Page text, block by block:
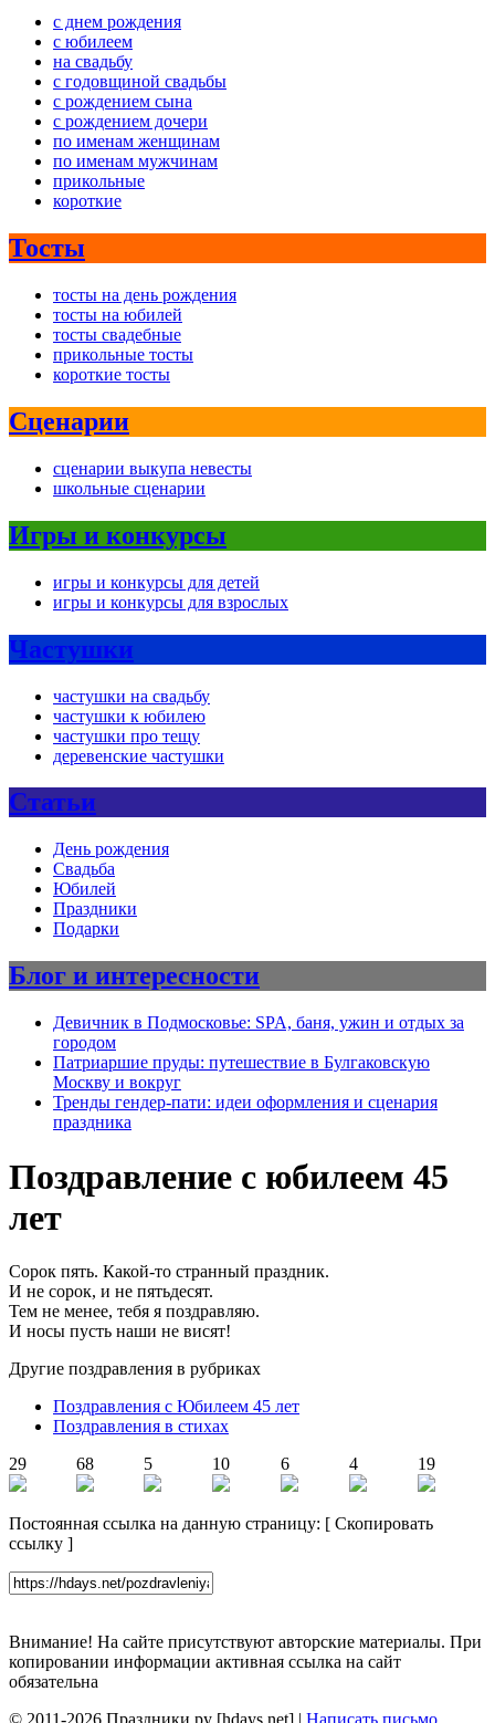
с днем рождения
с юбилеем
на свадьбу
с годовщиной свадьбы
с рождением сына
с рождением дочери
по именам женщинам
по именам мужчинам
прикольные
короткие
Тосты
тосты на день рождения
тосты на юбилей
тосты свадебные
прикольные тосты
короткие тосты
Сценарии
сценарии выкупа невесты
школьные сценарии
Игры и конкурсы
игры и конкурсы для детей
игры и конкурсы для взрослых
Частушки
частушки на свадьбу
частушки к юбилею
частушки про тещу
деревенские частушки
Статьи
День рождения
Свадьба
Юбилей
Праздники
Подарки
Блог и интересности
Девичник в Подмосковье: SPA, баня, ужин и отдых за
городом
Патриаршие пруды: путешествие в Булгаковскую
Москву и вокруг
Тренды гендер-пати: идеи оформления и сценария
праздника
Поздравление с юбилеем 45
лет
Сорок пять. Какой-то странный праздник.
И не сорок, и не пятьдесят.
Тем не менее, тебя я поздравляю.
И носы пусть наши не висят!
Другие поздравления в рубриках
Поздравления с Юбилеем 45 лет
Поздравления в стихах
29
68 5 10 6 4 19
Постоянная ссылка на данную страницу: [ Скопировать
ссылку ]
Внимание! На сайте присутствуют авторские материалы. При
копировании информации активная ссылка на сайт
обязательна
© 2011-2026 Праздники.ру [hdays.net] | Написать письмо